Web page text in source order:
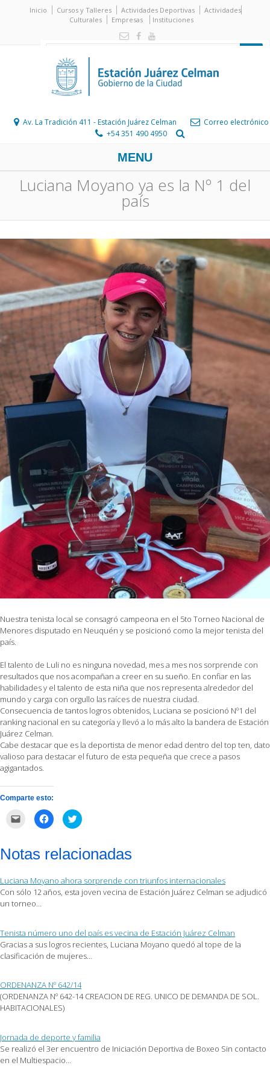
Inicio Cursos y Talleres Actividades Deportivas
Actividades
Culturales
Empresas Instituciones
Av. La Tradición 411 - Estación Juárez Celman
Correo electrónico
+54 351 490 4950
MENU
Luciana Moyano ya es la Nº 1 del
país
Nuestra tenista local se consagró campeona en el 5to Torneo Nacional de
Menores disputado en Neuquén y se posicionó como la mejor tenista del
país.
El talento de Luli no es ninguna novedad, mes a mes nos sorprende con
resultados que nos acompañan a creer en su sueño. En confiar en las
habilidades y el talento de esta niña que nos representa alrededor del
mundo y carga con orgullo las raíces de nuestra ciudad.
Consecuencia de tantos logros obtenidos, Luciana se posicionó Nº1 del
ranking nacional en su categoría y llevó a lo más alto la bandera de Estación
Juárez Celman.
Cabe destacar que es la deportista de menor edad dentro del top ten, dato
valioso para destacar el futuro de esta pequeña que crece a pasos
agigantados.
Comparte esto:
correo
electrónico
amigo
(Se
abre
en
Haz
clic
Facebook
(Se
una
ventana
nueva)
Haz
clic
en
Twitter
(Se
una
ventana
nueva)
Notas relacionadas
Luciana Moyano ahora sorprende con triunfos internacionales
Con sólo 12 años, esta joven vecina de Estación Juárez Celman se adjudicó
un torneo…
Tenista número uno del país es vecina de Estación Juárez Celman
Gracias a sus logros recientes, Luciana Moyano quedó al tope de la
clasificación de mujeres…
ORDENANZA Nº 642/14
(ORDENANZA Nº 642-14 CREACION DE REG. UNICO DE DEMANDA DE SOL.
HABITACIONALES)
Jornada de deporte y familia
Se realizó el 3er encuentro de Iniciación Deportiva de Boxeo Sin contacto
en el Multiespacio…